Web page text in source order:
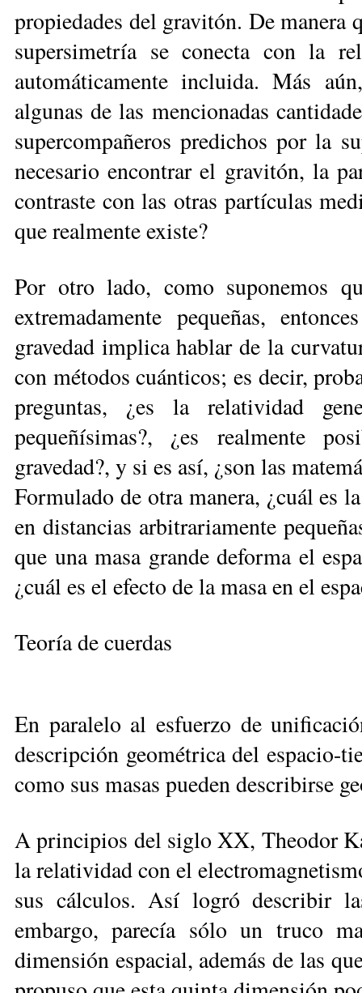
propiedades del gravitón. De
supersimetría se conecta con la
automáticamente incluida. Más
algunas de las mencionadas
supercompañeros predichos por la
necesario encontrar el gravitón, la
contraste con las otras partículas
que realmente existe?
Por otro lado, como suponemos
extremadamente pequeñas,
gravedad implica hablar de la
con métodos cuánticos; es decir,
preguntas, ¿es la relatividad
pequeñísimas?, ¿es realmente
gravedad?, y si es así, ¿son las
Formulado de otra manera, ¿cuál es
en distancias arbitrariamente
que una masa grande deforma el
¿cuál es el efecto de la masa en el
Teoría de cuerdas
En paralelo al esfuerzo de
descripción geométrica del espacio-
como sus masas pueden describirse
A principios del siglo XX, Theodor
la relatividad con el
sus cálculos. Así logró describir
embargo, parecía sólo un truco
dimensión espacial, además de las